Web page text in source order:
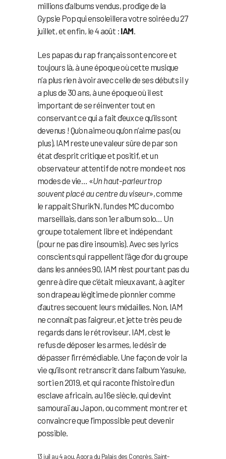
millions d’albums vendus, prodige de la
Gypsie Pop qui ensoleillera votre soirée du 27
juillet, et enfin, le 4 août : IAM.
Les papas du rap français sont encore et
toujours là, à une époque où cette musique
n’a plus rien à voir avec celle de ses débuts il y
a plus de 30 ans, à une époque où il est
important de se réinventer tout en
conservant ce qui a fait d’eux ce qu’ils sont
devenus ! Qu’on aime ou qu’on n’aime pas (ou
plus), IAM reste une valeur sûre de par son
état d’esprit critique et positif, et un
observateur attentif de notre monde et nos
modes de vie… «Un haut-parleur trop
souvent placé au centre du viseur», comme
le rappait Shurik’N, l’un des MC du combo
marseillais, dans son 1er album solo… Un
groupe totalement libre et indépendant
(pour ne pas dire insoumis). Avec ses lyrics
conscients qui rappellent l’âge d’or du groupe
dans les années 90, IAM n’est pourtant pas du
genre à dire que c’était mieux avant, à agiter
son drapeau légitime de pionnier comme
d’autres secouent leurs médailles. Non. IAM
ne connaît pas l’aigreur, et jette très peu de
regards dans le rétroviseur. IAM, c’est le
refus de déposer les armes, le désir de
dépasser l’irrémédiable. Une façon de voir la
vie qu’ils ont retranscrit dans l’album Yasuke,
sorti en 2019, et qui raconte l’histoire d’un
esclave africain, au 16e siècle, qui devint
samouraï au Japon, ou comment montrer et
convaincre que l’impossible peut devenir
possible.
13 juil au 4 aou, Agora du Palais des Congrès, Saint-